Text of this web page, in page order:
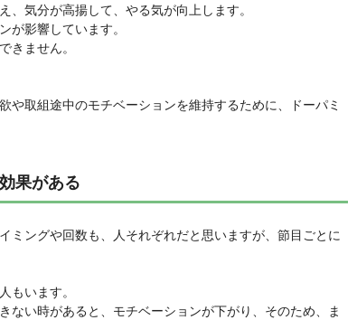
気分が高揚して、やる気が向上します。
が影響しています。
きません。
取組途中のモチベーションを維持するために、ドーパミ
果がある
ミングや回数も、人それぞれだと思いますが、節目ごとに
もいます。
い時があると、モチベーションが下がり、そのため、ま